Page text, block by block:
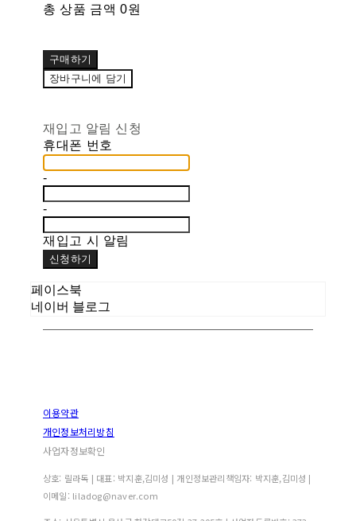
총 상품 금액 0원
구매하기
장바구니에 담기
재입고 알림 신청
휴대폰 번호
-
-
재입고 시 알림
신청하기
페이스북
네이버 블로그
이용약관
개인정보처리방침
사업자정보확인
상호: 릴라독 | 대표: 박지훈,김미성 | 개인정보관리책임자: 박지훈,김미성 |
이메일: liladog@naver.com